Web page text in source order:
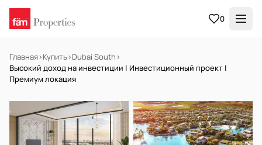
0
Главная›Купить›Dubai South›
Высокий доход на инвестиции | Инвестиционный проект |
Премиум локация
НА ПРОДАЖУ Off-plan